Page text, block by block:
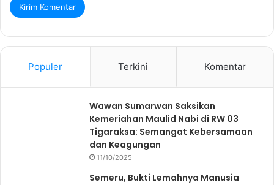
Populer Terkini Komentar
Wawan Sumarwan Saksikan
Kemeriahan Maulid Nabi di RW 03
Tigaraksa: Semangat Kebersamaan
dan Keagungan
11/10/2025
Semeru, Bukti Lemahnya Manusia